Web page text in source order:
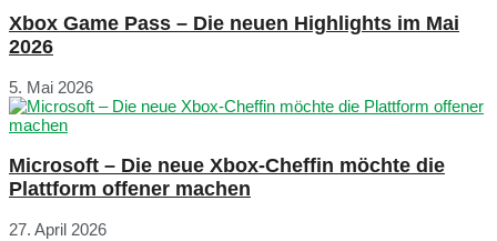
Xbox Game Pass – Die neuen Highlights im Mai
2026
5. Mai 2026
Microsoft – Die neue Xbox-Cheffin möchte die
Plattform offener machen
27. April 2026